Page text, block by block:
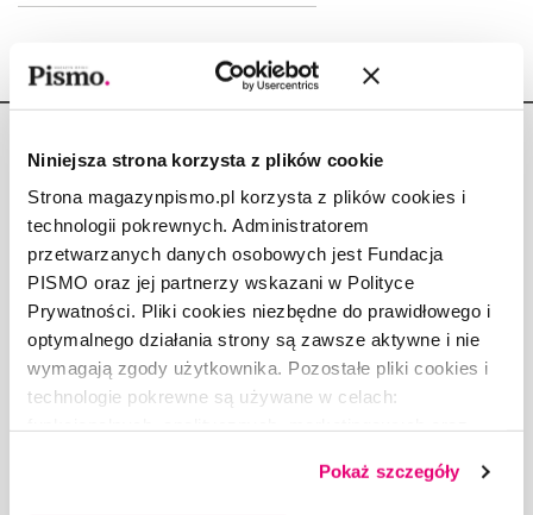
Niniejsza strona korzysta z plików cookie
Strona magazynpismo.pl korzysta z plików cookies i
technologii pokrewnych. Administratorem
przetwarzanych danych osobowych jest Fundacja
PISMO oraz jej partnerzy wskazani w Polityce
Prywatności. Pliki cookies niezbędne do prawidłowego i
optymalnego działania strony są zawsze aktywne i nie
wymagają zgody użytkownika. Pozostałe pliki cookies i
technologie pokrewne są używane w celach:
dobrowolną zgodę na pliki cookies i technologie
pokrewne, zgadzasz się na przechowywanie informacji
Pokaż szczegóły
Copyright © Fundacja Pismo
O „PIŚMIE”